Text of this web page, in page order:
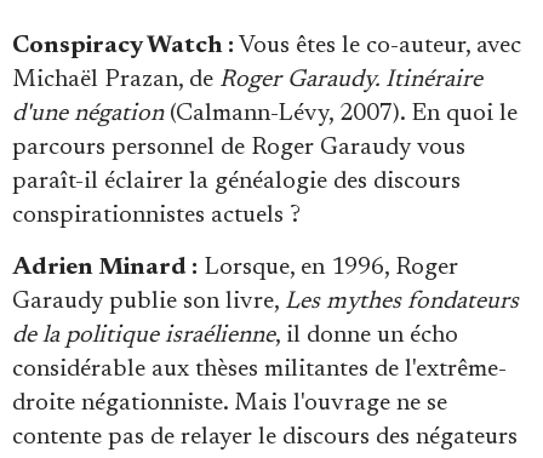
Conspiracy Watch : Vous êtes le co-auteur, avec
Michaël Prazan, de Roger Garaudy. Itinéraire
d'une négation(Calmann-Lévy, 2007). En quoi le
parcours personnel de Roger Garaudy vous
paraît-il éclairer la généalogie des discours
conspirationnistes actuels ?
Adrien Minard : Lorsque, en 1996, Roger
Garaudy publie son livre, Les mythes fondateurs
de la politique israélienne, il donne un écho
considérable aux thèses militantes de l'extrême-
droite négationniste. Mais l'ouvrage ne se
contente pas de relayer le discours des négateurs